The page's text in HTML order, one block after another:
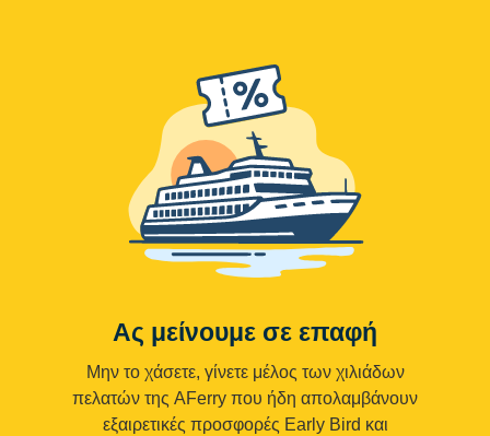
Ας μείνουμε σε επαφή
Μην το χάσετε, γίνετε μέλος των χιλιάδων
πελατών της AFerry που ήδη απολαμβάνουν
εξαιρετικές προσφορές Early Bird και